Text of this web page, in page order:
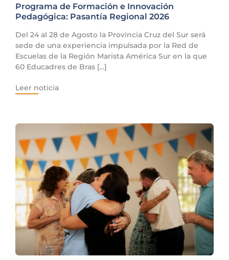
Programa de Formación e Innovación
Pedagógica: Pasantía Regional 2026
Del 24 al 28 de Agosto la Provincia Cruz del Sur será
sede de una experiencia impulsada por la Red de
Escuelas de la Región Marista América Sur en la que
60 Educadres de Bras [...]
Leer noticia